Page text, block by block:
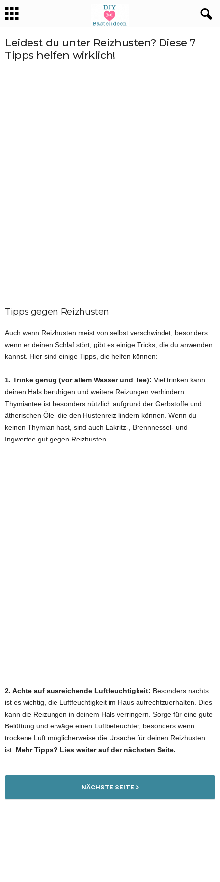
Leidest du unter Reizhusten? Diese 7
Tipps helfen wirklich!
Tipps gegen Reizhusten
Auch wenn Reizhusten meist von selbst verschwindet, besonders
wenn er deinen Schlaf stört, gibt es einige Tricks, die du anwenden
kannst. Hier sind einige Tipps, die helfen können:
1. Trinke genug (vor allem Wasser und Tee): Viel trinken kann
deinen Hals beruhigen und weitere Reizungen verhindern.
Thymiantee ist besonders nützlich aufgrund der Gerbstoffe und
ätherischen Öle, die den Hustenreiz lindern können. Wenn du
keinen Thymian hast, sind auch Lakritz-, Brennnessel- und
Ingwertee gut gegen Reizhusten.
2. Achte auf ausreichende Luftfeuchtigkeit: Besonders nachts
ist es wichtig, die Luftfeuchtigkeit im Haus aufrechtzuerhalten. Dies
kann die Reizungen in deinem Hals verringern. Sorge für eine gute
Belüftung und erwäge einen Luftbefeuchter, besonders wenn
trockene Luft möglicherweise die Ursache für deinen Reizhusten
ist. Mehr Tipps? Lies weiter auf der nächsten Seite.
NÄCHSTE SEITE